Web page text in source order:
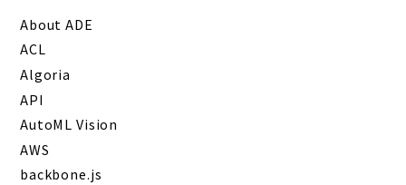
About ADE
ACL
Algoria
API
AutoML Vision
AWS
backbone.js